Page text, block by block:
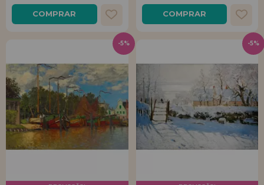
COMPRAR COMPRAR
-5% -5%